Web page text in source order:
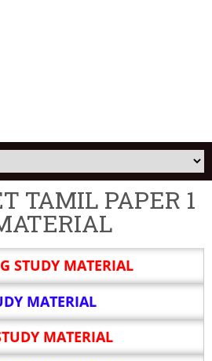
TAMIL PAPER 1
STUDY MATERIAL
MATERIAL
MATERIAL